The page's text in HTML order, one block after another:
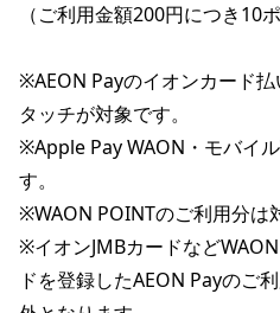
（ご利用金額200円につき10
※AEON Payのイオンカード
タッチが対象です。
※Apple Pay WAON・モバイ
す。
※WAON POINTのご利用分は
※イオンJMBカードなど
ドを登録したAEON Payのご